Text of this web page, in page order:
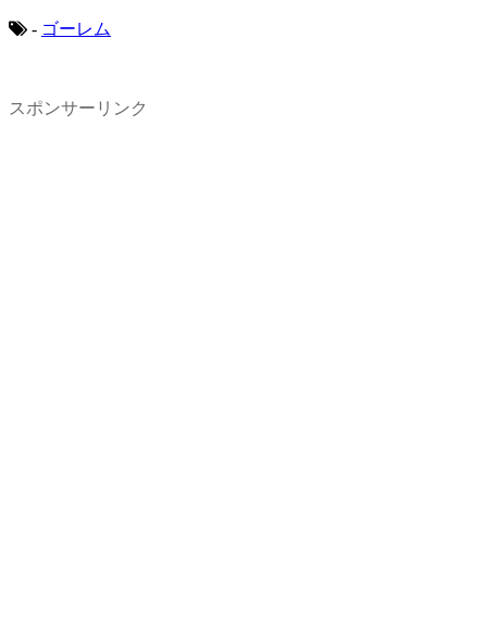
- ゴーレム
スポンサーリンク